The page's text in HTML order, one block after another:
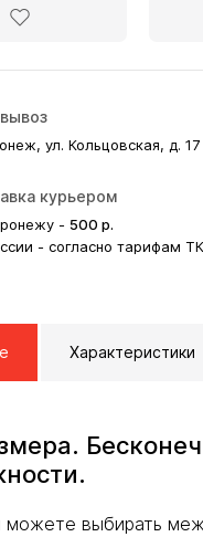
ул. Кольцовская, д. 17
курьером
- 500 р.
- согласно тарифам ТК
Характеристики
можете выбирать